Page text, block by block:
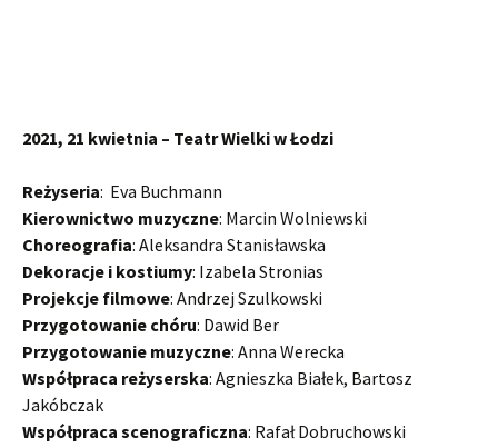
2021, 21 kwietnia – Teatr Wielki w Łodzi
Reżyseria: Eva Buchmann
Kierownictwo muzyczne: Marcin Wolniewski
Choreografia: Aleksandra Stanisławska
Dekoracje i kostiumy: Izabela Stronias
Projekcje filmowe: Andrzej Szulkowski
Przygotowanie chóru: Dawid Ber
Przygotowanie muzyczne: Anna Werecka
Współpraca reżyserska: Agnieszka Białek, Bartosz
Jakóbczak
Współpraca scenograficzna: Rafał Dobruchowski